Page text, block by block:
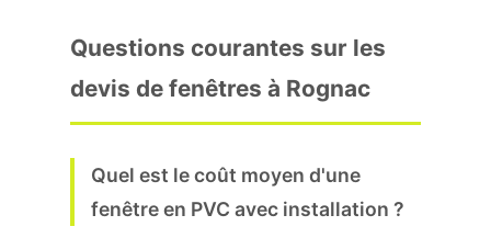
Questions courantes sur les
devis de fenêtres à Rognac
Quel est le coût moyen d'une
fenêtre en PVC avec installation ?